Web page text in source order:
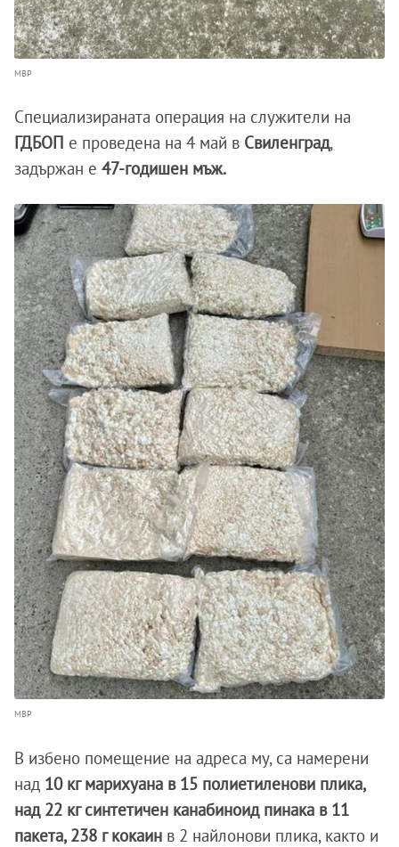
МВР
Специализираната операция на служители на
ГДБОП е проведена на 4 май в Свиленград,
задържан е 47-годишен мъж.
МВР
В избено помещение на адреса му, са намерени
над 10 кг марихуана в 15 полиетиленови плика,
над 22 кг синтетичен канабиноид пинака в 11
пакета, 238 г кокаин в 2 найлонови плика, както и